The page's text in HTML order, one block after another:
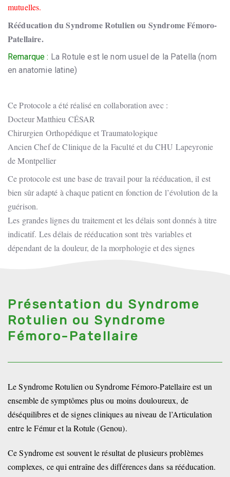
mutuelles.
Rééducation du Syndrome Rotulien ou Syndrome Fémoro-
Patellaire.
Remarque : La Rotule est le nom usuel de la Patella (nom
en anatomie latine)
Ce Protocole a été réalisé en collaboration avec :
Docteur Matthieu CÉSAR
Chirurgien Orthopédique et Traumatologique
Ancien Chef de Clinique de la Faculté et du CHU Lapeyronie
de Montpellier
Ce protocole est une base de travail pour la rééducation, il est
bien sûr adapté à chaque patient en fonction de l’évolution de la
guérison.
Les grandes lignes du traitement et les délais sont donnés à titre
indicatif. Les délais de rééducation sont très variables et
dépendant de la douleur, de la morphologie et des signes
Présentation du Syndrome
Rotulien ou Syndrome
Fémoro-Patellaire
Le Syndrome Rotulien ou Syndrome Fémoro-Patellaire est un
ensemble de symptômes plus ou moins douloureux, de
déséquilibres et de signes cliniques au niveau de l’Articulation
entre le Fémur et la Rotule (Genou).
Ce Syndrome est souvent le résultat de plusieurs problèmes
complexes, ce qui entraîne des différences dans sa rééducation.